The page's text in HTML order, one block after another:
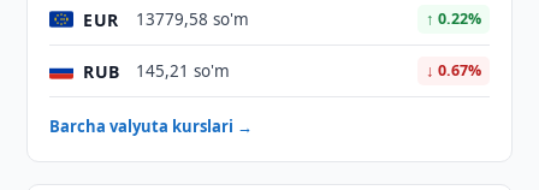
EUR 13779,58 so'm ↑ 0.22%
RUB 145,21 so'm ↓ 0.67%
Barcha valyuta kurslari →